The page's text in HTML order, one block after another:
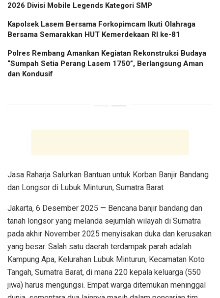
2026 Divisi Mobile Legends Kategori SMP
Kapolsek Lasem Bersama Forkopimcam Ikuti Olahraga
Bersama Semarakkan HUT Kemerdekaan RI ke-81
Polres Rembang Amankan Kegiatan Rekonstruksi Budaya
“Sumpah Setia Perang Lasem 1750”, Berlangsung Aman
dan Kondusif
Jasa Raharja Salurkan Bantuan untuk Korban Banjir Bandang
dan Longsor di Lubuk Minturun, Sumatra Barat
Jakarta, 6 Desember 2025 — Bencana banjir bandang dan
tanah longsor yang melanda sejumlah wilayah di Sumatra
pada akhir November 2025 menyisakan duka dan kerusakan
yang besar. Salah satu daerah terdampak parah adalah
Kampung Apa, Kelurahan Lubuk Minturun, Kecamatan Koto
Tangah, Sumatra Barat, di mana 220 kepala keluarga (550
jiwa) harus mengungsi. Empat warga ditemukan meninggal